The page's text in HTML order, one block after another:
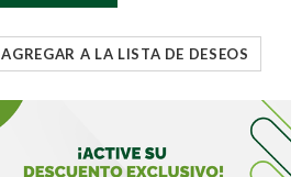
AGREGAR A LA LISTA DE DESEOS